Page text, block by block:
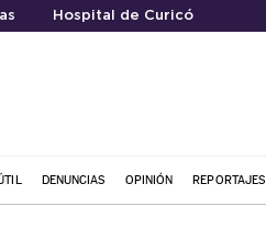
Hospital de Curicó
DENUNCIAS OPINIÓN REPORTAJES